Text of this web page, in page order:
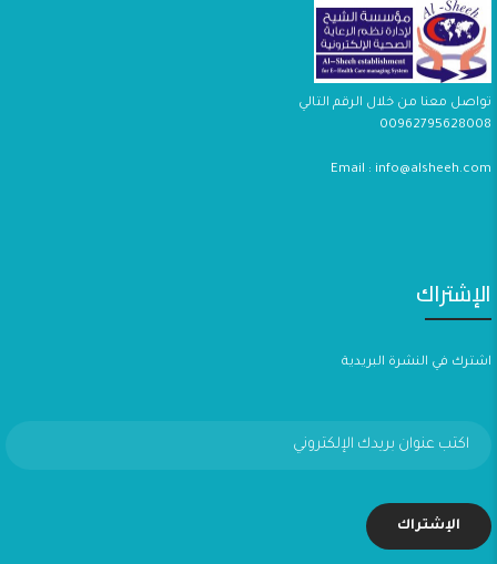
تواصل معنا من خلال الرقم التالي
00962795628008
Email : info@alsheeh.com
الإشتراك
اشترك في النشرة البريدية